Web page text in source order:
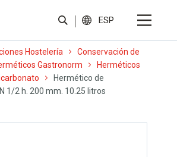
ESP
Hostelería
Conservación de
Gastronorm
Herméticos
Hermético de
1/2 h. 200 mm. 10.25 litros